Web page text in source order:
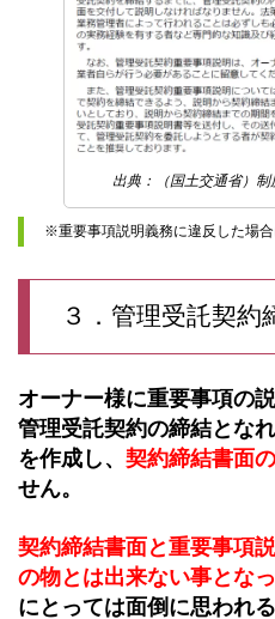
出典：（国土交通省）
※重要事項説明義務に違反した場
３．管理受託契
オーナー様に重要事項の
管理受託契約の締結とな
を作成し、 契約締結書面
せん。
契約締結書面と重要事項
の物とは出来ない事とな
にとっては面倒に思われ